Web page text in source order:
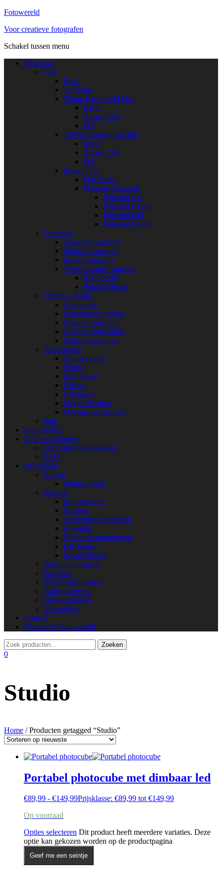
Fotowereld
Voor creatieve fotografen
Schakel tussen menu
Webshop
Film
Bulk
110 Film
35mm Kleinbeeld film
Kleur
Zwart / Wit
Dia
120 Middenformaat film
Kleur
Zwart / Wit
Dia
Instant film
Fuji Instax
Polaroid Originals
Polaroid Go
Polaroid I-Type
Polaroid 600
Polaroid SX-70
Camera’s
Analoge Camera’s
Digitale camera’s
Instant camera’s
Tweedehands camera’s
Kleinbeeld
Point & Shoot
Chemie / Doka
Cyanotype
Fotografisch papier
Chemie voor film
Chemie voor papier
Doka accessoires
Accessoires
Camera straps
Filters
Film Cases
Flitsers
Fototassen
Negatiefbladen
Overige accessoires
Sale
Print service
Film ontwikkelen
Film laten ontwikkelen
FAQ
De Winkel
Prijzen
Digitaal werk
Service
Mijn account
Betalen
Verzenden/ontvangen
Levertijd
Ruilen en retourneren
Disclaimer
Privacybeleid
Afdruk informatie
Pasfoto’s
(Maatwerk)-lijsten
Adresgegevens
Openingstijden
Verlanglijst
Contact
Werken bij Fotowereld
0
Studio
Home / Producten getagged “Studio”
Portabel photocube met dimbaar led
€89,99 - €149,99Prijsklasse: €89,99 tot €149,99
Op voorraad
Opties selecteren Dit product heeft meerdere variaties. Deze
optie kan gekozen worden op de productpagina
Geef me een seintje